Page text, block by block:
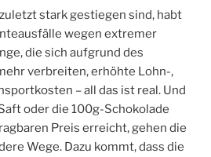
stark gestiegen sind, habt
wegen extremer
die sich aufgrund des
verbreiten, erhöhte Lohn-,
– all das ist real. Und
oder die 100g-Schokolade
Preis erreicht, gehen die
Wege. Dazu kommt, dass die